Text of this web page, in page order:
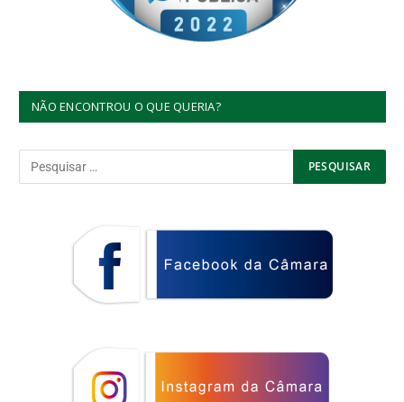
NÃO ENCONTROU O QUE QUERIA?